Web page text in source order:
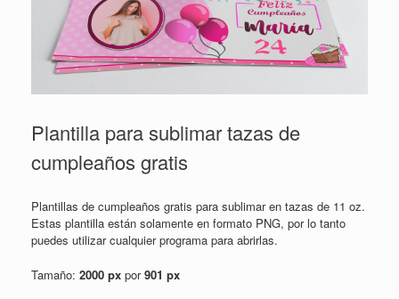
Plantilla para sublimar tazas de
cumpleaños gratis
Plantillas de cumpleaños gratis para sublimar en tazas de 11 oz.
Estas plantilla están solamente en formato PNG, por lo tanto
puedes utilizar cualquier programa para abrirlas.
Tamaño: 2000 px por901 px